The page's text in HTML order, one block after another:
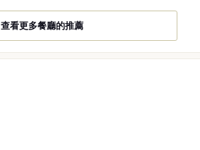
查看更多餐廳的推薦